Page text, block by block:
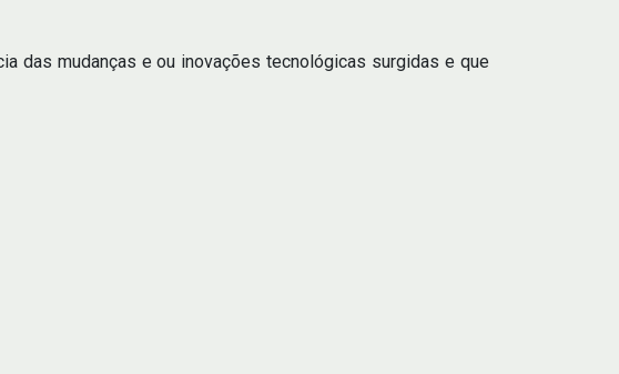
das mudanças e ou inovações tecnológicas surgidas e que